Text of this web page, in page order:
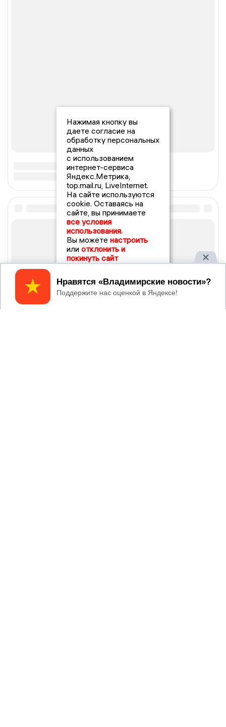
Нажимая кнопку вы
даете согласие на
обработку персональных
данных
с использованием
интернет-сервиса
Яндекс.Метрика,
top.mail.ru, LiveInternet.
На сайте используются
cookie. Оставаясь на
сайте, вы принимаете
все условия
использования.
Вы можете настроить
или отклонить и
покинуть сайт
Принять